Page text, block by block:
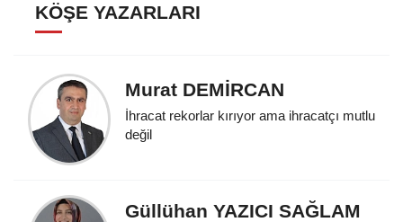
KÖŞE YAZARLARI
Murat DEMİRCAN
İhracat rekorlar kırıyor ama ihracatçı mutlu
değil
Güllühan YAZICI SAĞLAM